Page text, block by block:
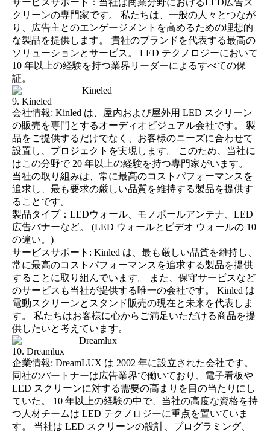
サービスサポート：当社は商業分野におけるLED広告ス
クリーンの専門家です。 私たちは、一般の人々とつなが
り、広告主とのエンゲージメントを高めるための理想的
な製品を提供します。 貴社のブランドを代表する最高の
ソリューションとサービス。 LED テクノロジーにおいて
10 年以上の経験を持つ業界リーダーによるすべての保
証。
9. Kineled
会社情報: Kinled は、屋内および屋外用 LED スクリーン
の販売を専門とするオーディオビジュアル会社です。 製
品をご提供するだけでなく、お客様のニーズに合わせて
設置し、プロジェクトを実現します。 このため、当社に
はこの分野で 20 年以上の経験を持つ専門家がいます。
当社の取り組みは、常に最高のコストパフォーマンスを
追求し、最も要求の厳しい品質を維持する製品を提供す
ることです。
製品タイプ：LEDウォール、モノポールアンテナ、LED
広告バナーなど。 (LED ウォールとビデオ ウォールの 10
の違い。 )
サービスサポート: Kinled は、最も厳しい品質を維持し、
常に最高のコストパフォーマンスを追求する製品を提供
することに取り組んでいます。 また、保守サービスなど
のサービスも当社が提供する唯一の会社です。 Kinled は
電動スクリーンとスタンド販売の現在と未来を代表しま
す。 私たちはお客様に心からご満足いただける商品を提
供したいと考えています。
10. Dreamlux
企業情報: DreamLUX は 2002 年に設立された会社です。
同社のパートナーは広告業界で働いており、電子看板や
LED スクリーンに対する需要の高まりを目の当たりにし
ていた。 10 年以上の経験の中で、当社の高度な資格を持
つ人材チームは LED テクノロジーに重点を置いていま
す。 当社は LED スクリーンの設計、プログラミング、